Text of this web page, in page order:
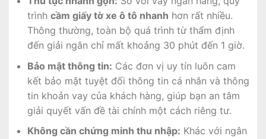
trình cầm giấy tờ xe ô tô nhanh hơn rất nhiều.
Thông thường, toàn bộ quá trình từ thẩm định
đến giải ngân chỉ mất khoảng 30 phút đến 1 giờ.
Bảo mật thông tin: Các đơn vị uy tín luôn cam
kết bảo mật tuyệt đối thông tin cá nhân và thông
tin khoản vay của khách hàng, giúp bạn an tâm
giải quyết vấn đề tài chính một cách riêng tư.
Không cần chứng minh thu nhập: Khác với ngân